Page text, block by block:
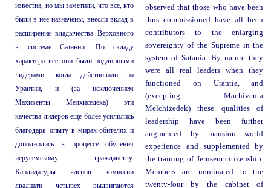
известна, но мы заметили, что все, кто
были в нее назначены, внесли вклад в
расширение владычества Верховного
в системе Сатании. По складу
характера все они были подлинными
лидерами, когда действовали на
Урантии, и (за исключением
Махивенты Мелхиседека) эти
качества лидеров еще более усилились
благодаря опыту в мирах-обителях и
дополнились в процессе обучения
иерусемскому гражданству.
Кандидатуры членов комиссии
двадцати четырех выдвигаются
observed that those who have been
thus commissioned have all been
contributors to the enlarging
sovereignty of the Supreme in the
system of Satania. By nature they
were all real leaders when they
functioned on Urantia, and
(excepting Machiventa
Melchizedek) these qualities of
leadership have been further
augmented by mansion world
experience and supplemented by
the training of Jerusem citizenship.
Members are nominated to the
twenty-four by the cabinet of